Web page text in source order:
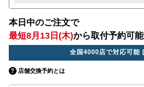
本日中のご注文で
最短8月13日(木)から取付予約可能
全国4000店で対応可能
店舗交換予約とは